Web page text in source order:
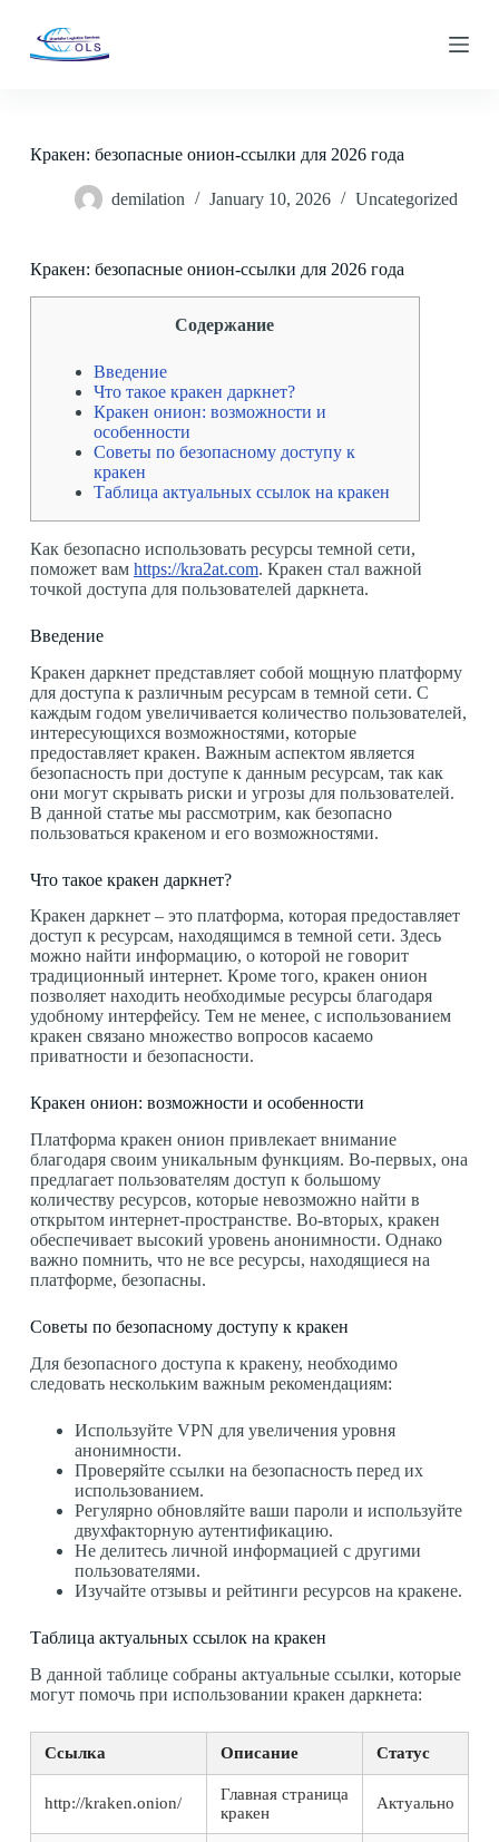
oКракен: безопасные онион-ссылки для 2026 года
demilation January 10, 2026 Uncategorized
Кракен: безопасные онион-ссылки для 2026 года
Содержание
Введение
Что такое кракен даркнет?
Кракен онион: возможности и
особенности
Советы по безопасному доступу к
кракен
Таблица актуальных ссылок на кракен
Как безопасно использовать ресурсы темной сети,
поможет вам https://kra2at.com. Кракен стал важной
точкой доступа для пользователей даркнета.
Введение
Кракен даркнет представляет собой мощную платформу
для доступа к различным ресурсам в темной сети. С
каждым годом увеличивается количество пользователей,
интересующихся возможностями, которые
предоставляет кракен. Важным аспектом является
безопасность при доступе к данным ресурсам, так как
они могут скрывать риски и угрозы для пользователей.
В данной статье мы рассмотрим, как безопасно
пользоваться кракеном и его возможностями.
Что такое кракен даркнет?
Кракен даркнет – это платформа, которая предоставляет
доступ к ресурсам, находящимся в темной сети. Здесь
можно найти информацию, о которой не говорит
традиционный интернет. Кроме того, кракен онион
позволяет находить необходимые ресурсы благодаря
удобному интерфейсу. Тем не менее, с использованием
кракен связано множество вопросов касаемо
приватности и безопасности.
Кракен онион: возможности и особенности
Платформа кракен онион привлекает внимание
благодаря своим уникальным функциям. Во-первых, она
предлагает пользователям доступ к большому
количеству ресурсов, которые невозможно найти в
открытом интернет-пространстве. Во-вторых, кракен
обеспечивает высокий уровень анонимности. Однако
важно помнить, что не все ресурсы, находящиеся на
платформе, безопасны.
Советы по безопасному доступу к кракен
Для безопасного доступа к кракену, необходимо
следовать нескольким важным рекомендациям:
Используйте VPN для увеличения уровня
анонимности.
Проверяйте ссылки на безопасность перед их
использованием.
Регулярно обновляйте ваши пароли и используйте
двухфакторную аутентификацию.
Не делитесь личной информацией с другими
пользователями.
Изучайте отзывы и рейтинги ресурсов на кракене.
Таблица актуальных ссылок на кракен
В данной таблице собраны актуальные ссылки, которые
могут помочь при использовании кракен даркнета:
Ссылка Описание Статус
http://kraken.onion/
Главная страница
кракен
Актуально